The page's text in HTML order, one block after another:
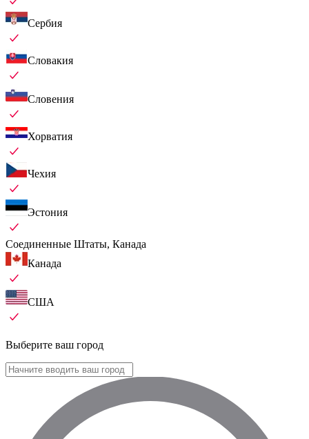
Сербия
Словакия
Словения
Хорватия
Чехия
Эстония
Соединенные Штаты, Канада
Канада
США
Выберите ваш город